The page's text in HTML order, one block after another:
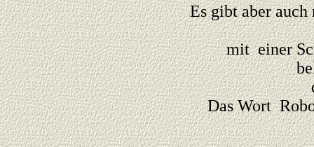
Es gibt aber
mit einer
Das Wort